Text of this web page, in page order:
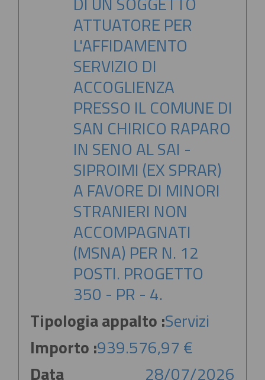
ATTUATORE PER
L'AFFIDAMENTO
SERVIZIO DI
ACCOGLIENZA
PRESSO IL COMUNE DI
SAN CHIRICO RAPARO
IN SENO AL SAI -
SIPROIMI (EX SPRAR)
A FAVORE DI MINORI
STRANIERI NON
ACCOMPAGNATI
(MSNA) PER N. 12
POSTI. PROGETTO
350 - PR - 4.
Tipologia appalto :Servizi
Importo :939.576,97 €
Data
28/07/2026